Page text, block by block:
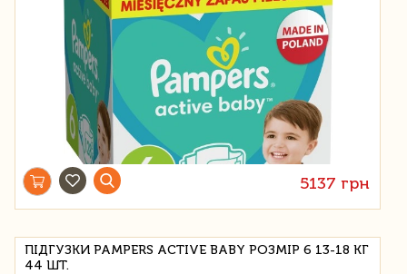
5137 грн
ПІДГУЗКИ PAMPERS ACTIVE BABY РОЗМІР 6 13-18 КГ
44 ШТ.